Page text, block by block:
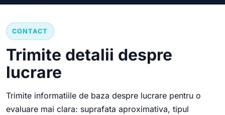
CONTACT
Trimite detalii despre
lucrare
Trimite informatiile de baza despre lucrare pentru o
evaluare mai clara: suprafata aproximativa, tipul